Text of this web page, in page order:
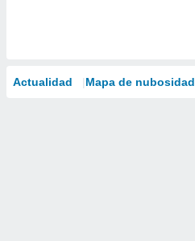
Actualidad Mapa de nubosidad